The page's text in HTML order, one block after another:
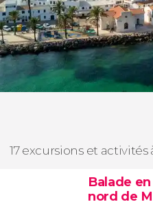
17 excursions et activités
Balade
nord de